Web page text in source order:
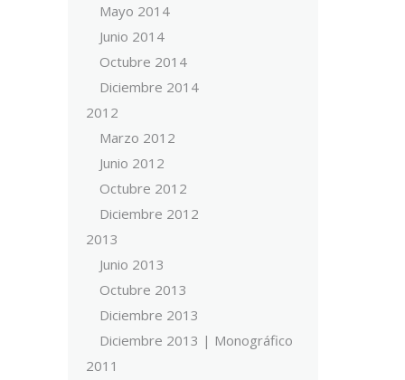
Mayo 2014
Junio 2014
Octubre 2014
Diciembre 2014
2012
Marzo 2012
Junio 2012
Octubre 2012
Diciembre 2012
2013
Junio 2013
Octubre 2013
Diciembre 2013
Diciembre 2013 | Monográfico
2011